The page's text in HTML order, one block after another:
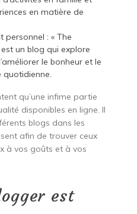
en matière de
personnel : « The
un blog qui explore
le bonheur et le
quotidienne.
qu’une infime partie
disponibles en ligne. Il
blogs dans les
afin de trouver ceux
à vos goûts et à vos
est